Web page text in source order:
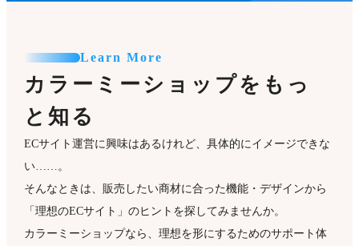
Learn More
カラーミーショップをもっ
と知る
ECサイト運営に興味はあるけれど、具体的にイメージできな
い……。
そんなときは、販売したい商材に合った機能・デザインから
「理想のECサイト」のヒントを探してみませんか。
カラーミーショップなら、理想を形にするためのサポート体